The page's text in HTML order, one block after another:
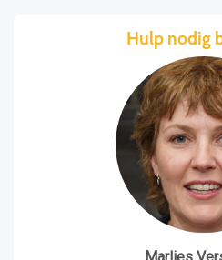
Hulp nodig